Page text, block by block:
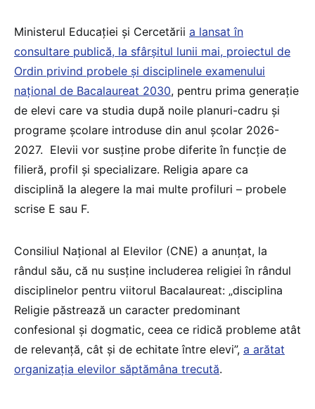
Ministerul Educației și Cercetării a lansat în
consultare publică, la sfârșitul lunii mai, proiectul de
Ordin privind probele și disciplinele examenului
național de Bacalaureat 2030, pentru prima generație
de elevi care va studia după noile planuri-cadru și
programe școlare introduse din anul școlar 2026-
2027. Elevii vor susține probe diferite în funcție de
filieră, profil și specializare. Religia apare ca
disciplină la alegere la mai multe profiluri – probele
scrise E sau F.
Consiliul Național al Elevilor (CNE) a anunțat, la
rândul său, că nu susține includerea religiei în rândul
disciplinelor pentru viitorul Bacalaureat: „disciplina
Religie păstrează un caracter predominant
confesional și dogmatic, ceea ce ridică probleme atât
de relevanță, cât și de echitate între elevi”, a arătat
organizația elevilor săptămâna trecută.